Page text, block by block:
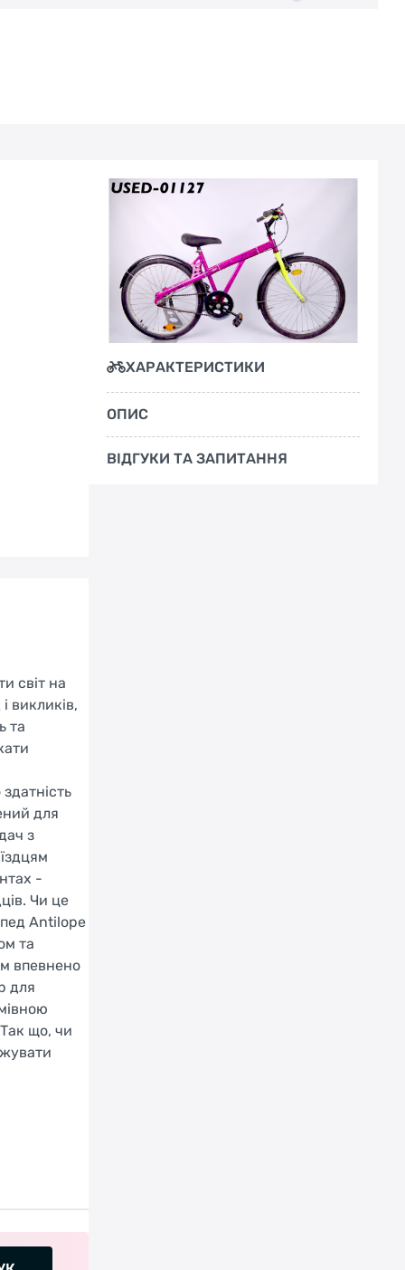
світ на
викликів,
та
для
з
-
Чи це
Antilope
та
впевнено
для
що, чи
ХАРАКТЕРИСТИКИ
ОПИС
ВІДГУКИ ТА ЗАПИТАННЯ